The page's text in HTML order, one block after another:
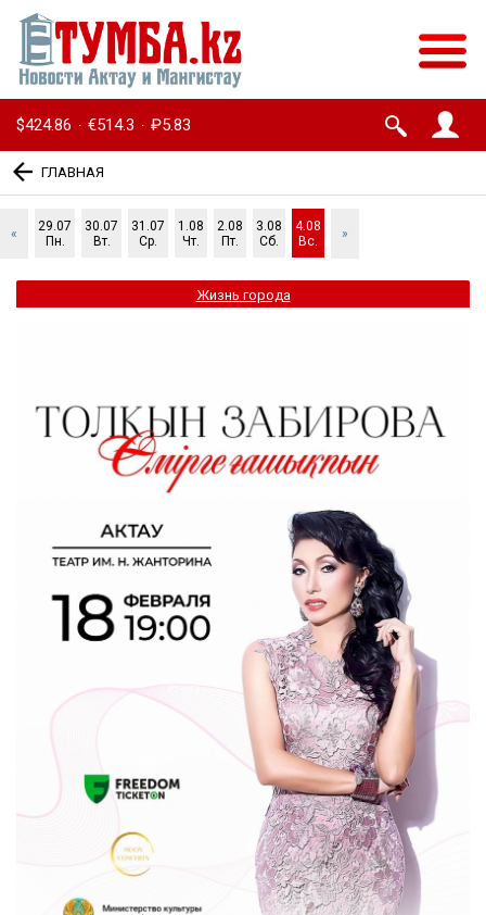
$424.86 · €514.3 · ₽5.83
ГЛАВНАЯ
«
29.07
Пн.
30.07
Вт.
31.07
Ср.
1.08
Чт.
2.08
Пт.
3.08
Сб.
4.08
Вс.
»
Жизнь города